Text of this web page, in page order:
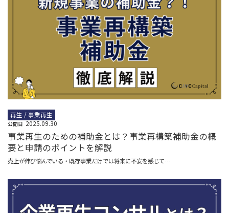
再生 / 事業再生
公開日 2025.09.30
事業再生のための補助金とは？事業再構築補助金の概
要と申請のポイントを解説
売上が伸び悩んでいる・既存事業だけでは将来に不安を感じて…